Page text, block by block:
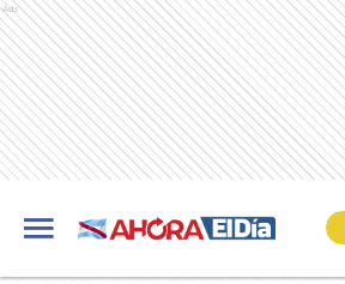
Ads